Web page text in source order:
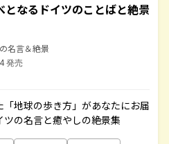
となるドイツのことばと絶景
名言＆絶景
発売
地球の歩き方」があなたにお届
の名言と癒やしの絶景集